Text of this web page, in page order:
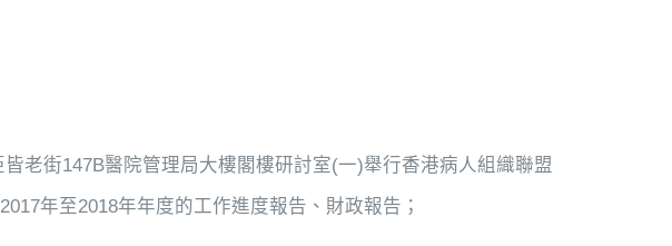
老街147B醫院管理局大樓閣樓研討室(一)舉行香港病人組織聯盟
年至2018年年度的工作進度報告、財政報告；